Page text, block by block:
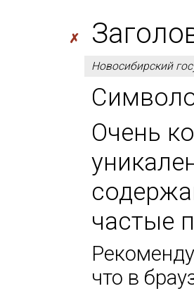
✗
Новосибирский
Очень
частые
что в